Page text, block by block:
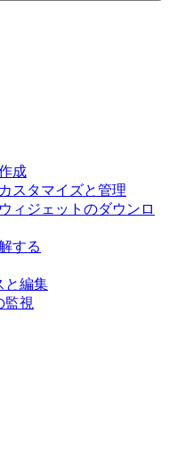
成
スタマイズと管理
ィジェットのダウンロ
する
と編集
監視